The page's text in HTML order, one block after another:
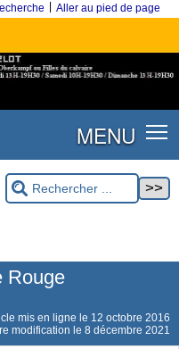
Aller au pied de page
MENU
Rouge
mis en ligne le 12 octobre 2016
modification le 8 décembre 2021